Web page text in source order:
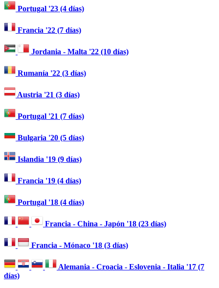
Portugal '23 (4 días)
Francia '22 (7 días)
Jordania - Malta '22 (10 días)
Rumanía '22 (3 días)
Austria '21 (3 días)
Portugal '21 (7 días)
Bulgaria '20 (5 días)
Islandia '19 (9 días)
Francia '19 (4 días)
Portugal '18 (4 días)
Francia - China - Japón '18 (23 días)
Francia - Mónaco '18 (3 días)
Alemania - Croacia - Eslovenia - Italia '17 (7
días)